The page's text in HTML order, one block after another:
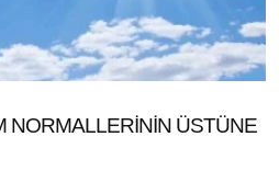
NORMALLERİNİN ÜSTÜNE